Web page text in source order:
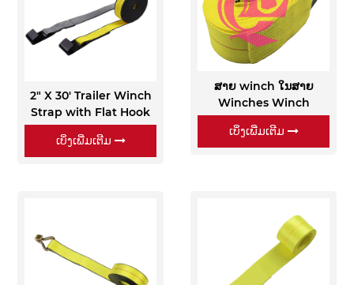
2" X 30' Trailer Winch
Strap with Flat Hook
ເບິ່ງເພີ່ມເຕີມ
ສາຍ winch ໃນສາຍ
Winches Winch
ເບິ່ງເພີ່ມເຕີມ